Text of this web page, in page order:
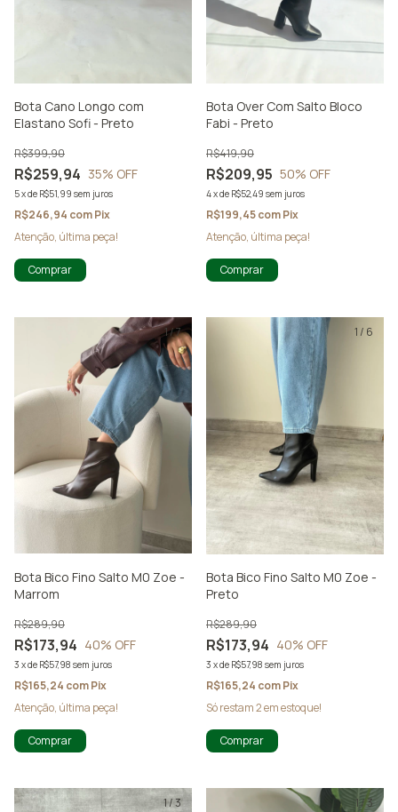
Bota Cano Longo com
Elastano Sofi - Preto
R$259,94
R$399,90
35% OFF
5xde R$51,99 sem juros
R$246,94 comPix
Atenção, última peça!
Comprar
Bota Over Com Salto Bloco
Fabi - Preto
R$209,95
R$419,90
50% OFF
4xde R$52,49 sem juros
R$199,45comPix
Atenção, última peça!
Comprar
1/7
Bota Bico Fino Salto M0 Zoe -
Marrom
R$173,94
R$289,90
40% OFF
3 xde R$57,98 sem juros
R$165,24 comPix
Atenção, última peça!
Comprar
1 / 6
Bota Bico Fino Salto M0 Zoe -
Preto
R$173,94
R$289,90
40% OFF
3 xde R$57,98 sem juros
R$165,24 comPix
Só restam2em estoque!
Comprar
1/3 1/3